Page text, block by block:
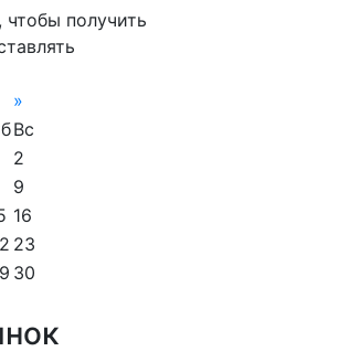
, чтобы получить
»
Вс
2
9
16
23
30